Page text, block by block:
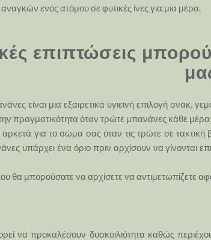
ενός ατόμου σε φυτικές ίνες για μια μέρα.
επιπτώσεις
είναι μια εξαιρετικά υγιεινή επιλογή σνακ,
στην πραγματικότητα όταν τρώτε μπανάνες κάθε
για το σώμα σας όταν τις τρώτε σε
υπάρχει ένα όριο πριν αρχίσουν να γίνονται
θα μπορούσατε να αρχίσετε να αντιμετωπίζετε
να προκαλέσουν δυσκοιλιότητα καθώς